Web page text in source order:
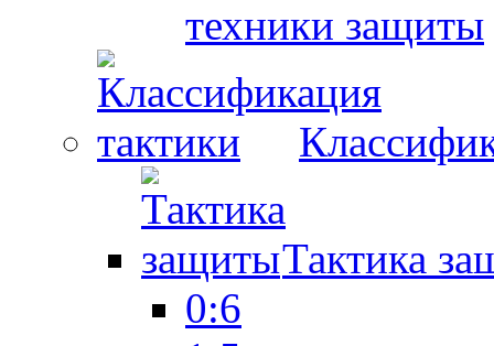
техники защиты
Тактика
0:6